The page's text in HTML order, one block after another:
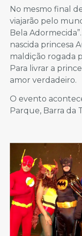
No mesmo final
viajarão pelo
Bela
nascida princesa
maldição rogada
Para livrar a
amor verdadeiro.
O evento
Parque, Barra da